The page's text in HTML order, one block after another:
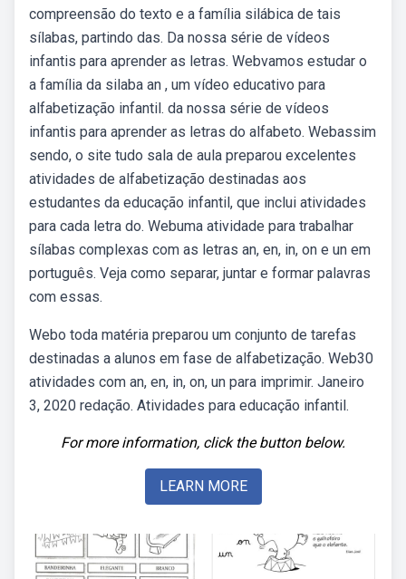
compreensão do texto e a família silábica de tais
sílabas, partindo das. Da nossa série de vídeos
infantis para aprender as letras. Webvamos estudar o
a família da silaba an , um vídeo educativo para
alfabetização infantil. da nossa série de vídeos
infantis para aprender as letras do alfabeto. Webassim
sendo, o site tudo sala de aula preparou excelentes
atividades de alfabetização destinadas aos
estudantes da educação infantil, que inclui atividades
para cada letra do. Webuma atividade para trabalhar
sílabas complexas com as letras an, en, in, on e un em
português. Veja como separar, juntar e formar palavras
com essas.
Webo toda matéria preparou um conjunto de tarefas
destinadas a alunos em fase de alfabetização. Web30
atividades com an, en, in, on, un para imprimir. Janeiro
3, 2020 redação. Atividades para educação infantil.
For more information, click the button below.
LEARN MORE